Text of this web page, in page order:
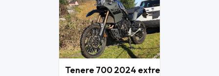
Tenere 700 2024 extreme edition